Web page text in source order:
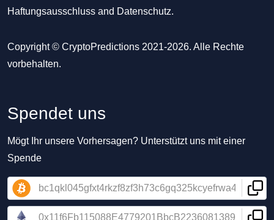
Haftungsausschluss and Datenschutz.
Copyright © CryptoPredictions 2021-2026. Alle Rechte
vorbehalten.
Spendet uns
Mögt Ihr unsere Vorhersagen? Unterstützt uns mit einer
Spende